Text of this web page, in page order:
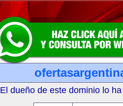
El dueño de este dominio lo